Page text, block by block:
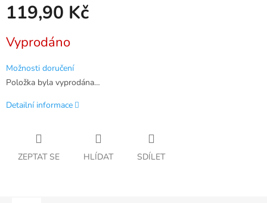
119,90 Kč
cena:
Vyprodáno
Možnosti doručení
Položka byla vyprodána…
Detailní informace
ZEPTAT SE HLÍDAT SDÍLET